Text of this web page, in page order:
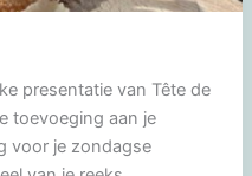
presentatie van Tête de
toevoeging aan je
voor je zondagse